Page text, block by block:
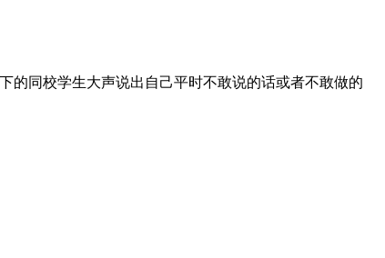
的同校学生大声说出自己平时不敢说的话或者不敢做的